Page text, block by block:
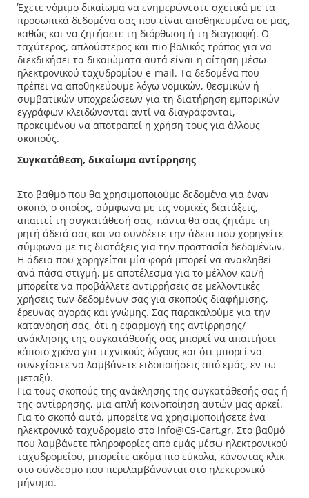
Έχετε νόμιμο δικαίωμα να ενημερώνεστε σχετικά με τα
προσωπικά δεδομένα σας που είναι αποθηκευμένα σε μας,
καθώς και να ζητήσετε τη διόρθωση ή τη διαγραφή. Ο
ταχύτερος, απλούστερος και πιο βολικός τρόπος για να
διεκδικήσει τα δικαιώματα αυτά είναι η αίτηση μέσω
ηλεκτρονικού ταχυδρομίου e-mail. Τα δεδομένα που
πρέπει να αποθηκεύουμε λόγω νομικών, θεσμικών ή
συμβατικών υποχρεώσεων για τη διατήρηση εμπορικών
εγγράφων κλειδώνονται αντί να διαγράφονται,
προκειμένου να αποτραπεί η χρήση τους για άλλους
σκοπούς.
Συγκατάθεση, δικαίωμα αντίρρησης
Στο βαθμό που θα χρησιμοποιούμε δεδομένα για έναν
σκοπό, ο οποίος, σύμφωνα με τις νομικές διατάξεις,
απαιτεί τη συγκατάθεσή σας, πάντα θα σας ζητάμε τη
ρητή άδειά σας και να συνδέετε την άδεια που χορηγείτε
σύμφωνα με τις διατάξεις για την προστασία δεδομένων.
Η άδεια που χορηγείται μία φορά μπορεί να ανακληθεί
ανά πάσα στιγμή, με αποτέλεσμα για το μέλλον και/ή
μπορείτε να προβάλλετε αντιρρήσεις σε μελλοντικές
χρήσεις των δεδομένων σας για σκοπούς διαφήμισης,
έρευνας αγοράς και γνώμης. Σας παρακαλούμε για την
κατανόησή σας, ότι η εφαρμογή της αντίρρησης/
ανάκλησης της συγκατάθεσής σας μπορεί να απαιτήσει
κάποιο χρόνο για τεχνικούς λόγους και ότι μπορεί να
συνεχίσετε να λαμβάνετε ειδοποιήσεις από εμάς, εν τω
μεταξύ.
Για τους σκοπούς της ανάκλησης της συγκατάθεσής σας ή
της αντίρρησης, μια απλή κοινοποίηση αυτών μας αρκεί.
Για το σκοπό αυτό, μπορείτε να χρησιμοποιήσετε ένα
ηλεκτρονικό ταχυδρομείο στο info@CS-Cart.gr. Στο βαθμό
που λαμβάνετε πληροφορίες από εμάς μέσω ηλεκτρονικού
ταχυδρομείου, μπορείτε ακόμα πιο εύκολα, κάνοντας κλικ
στο σύνδεσμο που περιλαμβάνονται στο ηλεκτρονικό
μήνυμα.